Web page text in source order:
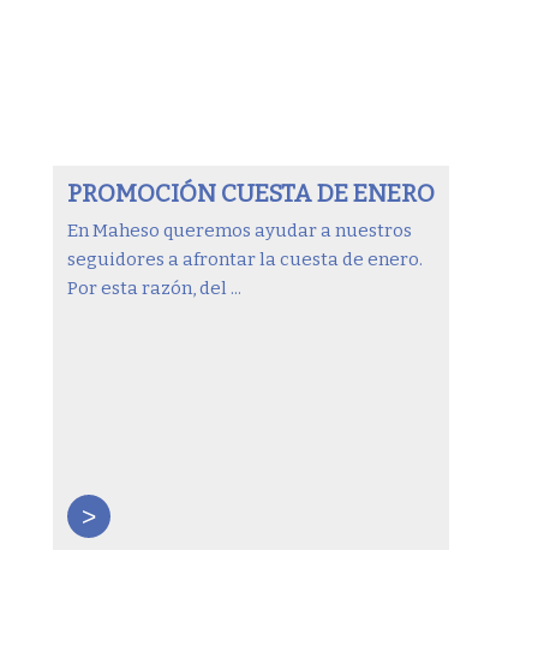
PROMOCIÓN CUESTA DE ENERO
En Maheso queremos ayudar a nuestros
seguidores a afrontar la cuesta de enero.
Por esta razón, del ...
>